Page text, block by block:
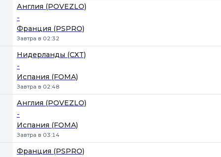
Англия (POVEZLO)
-
Франция (PSPRO)
Завтра в 02:32
Нидерланды (CXT)
-
Испания (FOMA)
Завтра в 02:48
Англия (POVEZLO)
-
Испания (FOMA)
Завтра в 03:14
Франция (PSPRO)